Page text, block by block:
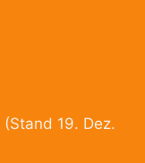
(Stand 19. Dez.